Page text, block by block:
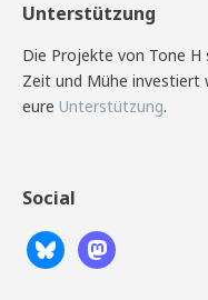
Unterstützung
Die Projekte von Tone H
Zeit und Mühe investiert
eure Unterstützung.
Social